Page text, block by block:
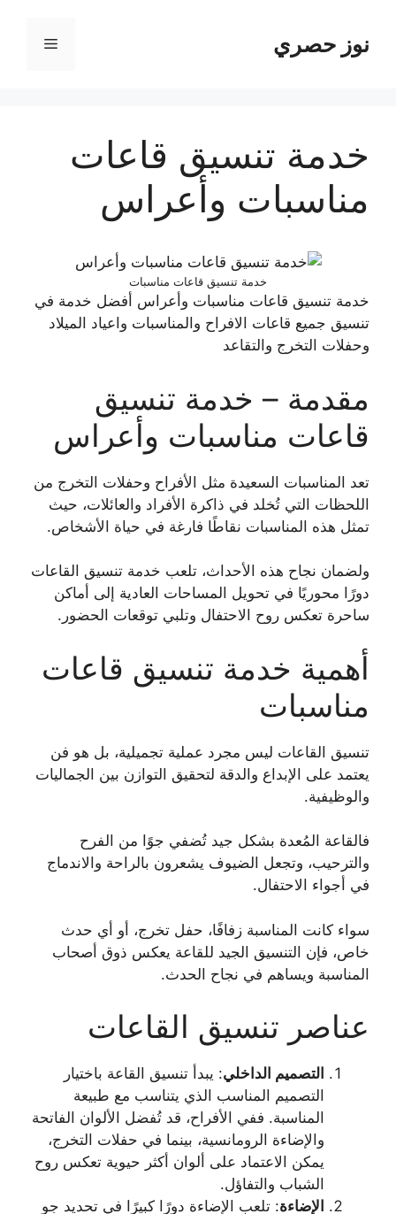
المحتوىنوز حصري القائمة
خدمة تنسيق قاعات
مناسبات وأعراس
خدمة تنسيق قاعات مناسبات
خدمة تنسيق قاعات مناسبات وأعراس أفضل خدمة في
تنسيق جميع قاعات الافراح والمناسبات واعياد الميلاد
وحفلات التخرج والتقاعد
مقدمة – خدمة تنسيق
قاعات مناسبات وأعراس
تعد المناسبات السعيدة مثل الأفراح وحفلات التخرج من
اللحظات التي تُخلد في ذاكرة الأفراد والعائلات، حيث
تمثل هذه المناسبات نقاطًا فارغة في حياة الأشخاص.
ولضمان نجاح هذه الأحداث، تلعب خدمة تنسيق القاعات
دورًا محوريًا في تحويل المساحات العادية إلى أماكن
ساحرة تعكس روح الاحتفال وتلبي توقعات الحضور.
أهمية خدمة تنسيق قاعات
مناسبات
تنسيق القاعات ليس مجرد عملية تجميلية، بل هو فن
يعتمد على الإبداع والدقة لتحقيق التوازن بين الجماليات
والوظيفية.
فالقاعة المُعدة بشكل جيد تُضفي جوًا من الفرح
والترحيب، وتجعل الضيوف يشعرون بالراحة والاندماج
في أجواء الاحتفال.
سواء كانت المناسبة زفافًا، حفل تخرج، أو أي حدث
خاص، فإن التنسيق الجيد للقاعة يعكس ذوق أصحاب
المناسبة ويساهم في نجاح الحدث.
عناصر تنسيق القاعات
التصميم الداخلي: يبدأ تنسيق القاعة باختيار
التصميم المناسب الذي يتناسب مع طبيعة
المناسبة. ففي الأفراح، قد تُفضل الألوان الفاتحة
والإضاءة الرومانسية، بينما في حفلات التخرج،
يمكن الاعتماد على ألوان أكثر حيوية تعكس روح
الشباب والتفاؤل.
الإضاءة: تلعب الإضاءة دورًا كبيرًا في تحديد جو